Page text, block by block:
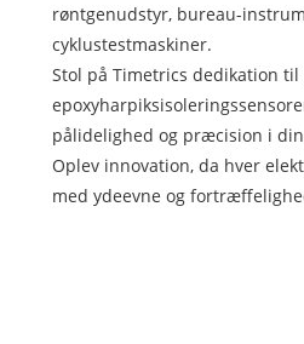
røntgenudstyr, bureau-
cyklustestmaskiner.
Stol på Timetrics dedikation
pålidelighed og præcision i
Oplev innovation, da hver
med ydeevne og